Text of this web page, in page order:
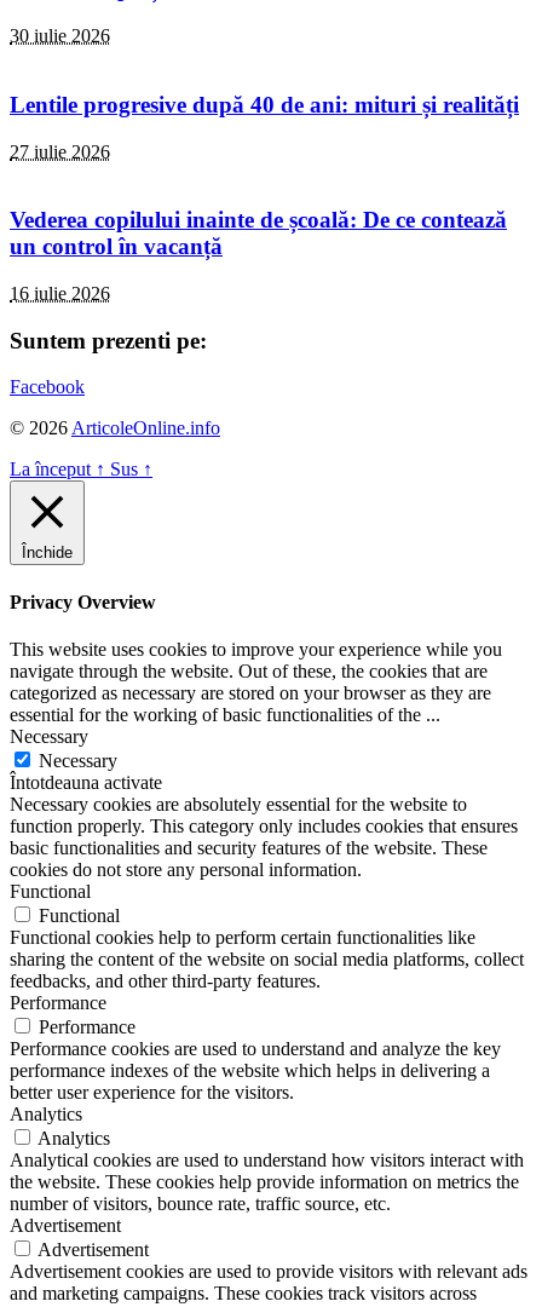
30 iulie 2026
Lentile progresive după 40 de ani: mituri și realități
27 iulie 2026
Vederea copilului inainte de școală: De ce contează
un control în vacanță
16 iulie 2026
Suntem prezenti pe:
Facebook
© 2026 ArticoleOnline.info
La început ↑ Sus ↑
Închide
Privacy Overview
This website uses cookies to improve your experience while you
navigate through the website. Out of these, the cookies that are
categorized as necessary are stored on your browser as they are
essential for the working of basic functionalities of the ...
Necessary
Necessary
Întotdeauna activate
Necessary cookies are absolutely essential for the website to
function properly. This category only includes cookies that ensures
basic functionalities and security features of the website. These
cookies do not store any personal information.
Functional
Functional
Functional cookies help to perform certain functionalities like
sharing the content of the website on social media platforms, collect
feedbacks, and other third-party features.
Performance
Performance
Performance cookies are used to understand and analyze the key
performance indexes of the website which helps in delivering a
better user experience for the visitors.
Analytics
Analytics
Analytical cookies are used to understand how visitors interact with
the website. These cookies help provide information on metrics the
number of visitors, bounce rate, traffic source, etc.
Advertisement
Advertisement
Advertisement cookies are used to provide visitors with relevant ads
and marketing campaigns. These cookies track visitors across